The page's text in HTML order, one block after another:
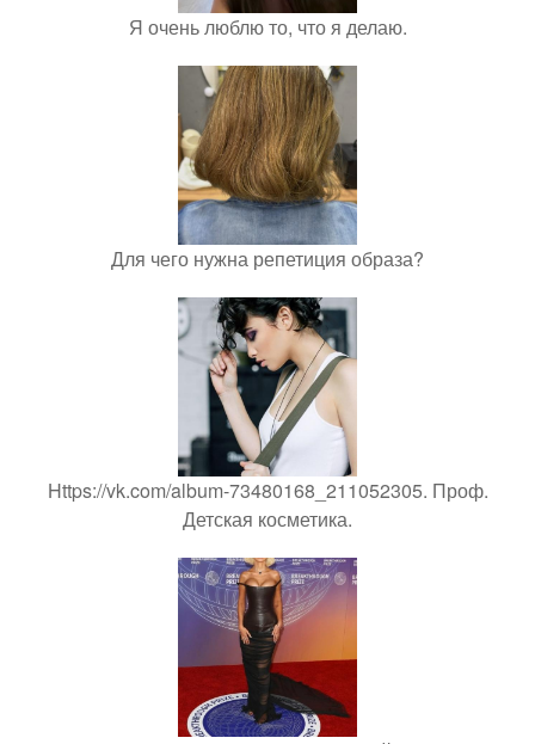
Я очень люблю то, что я делаю.
Для чего нужна репетиция образа?
Https://vk.com/album-73480168_211052305. Проф.
Детская косметика.